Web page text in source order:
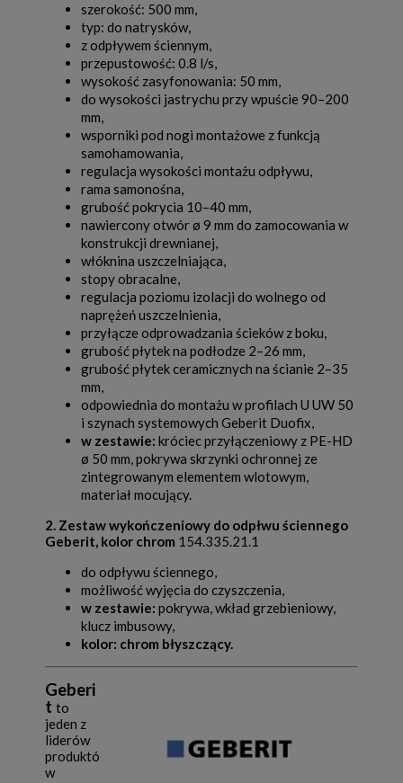
szerokość: 500 mm,
typ: do natrysków,
z odpływem ściennym,
przepustowość: 0.8 l/s,
wysokość zasyfonowania: 50 mm,
do wysokości jastrychu przy wpuście 90–200
mm,
wsporniki pod nogi montażowe z funkcją
samohamowania,
regulacja wysokości montażu odpływu,
rama samonośna,
grubość pokrycia 10–40 mm,
nawiercony otwór ø 9 mm do zamocowania w
konstrukcji drewnianej,
włóknina uszczelniająca,
stopy obracalne,
regulacja poziomu izolacji do wolnego od
naprężeń uszczelnienia,
przyłącze odprowadzania ścieków z boku,
grubość płytek na podłodze 2–26 mm,
grubość płytek ceramicznych na ścianie 2–35
mm,
odpowiednia do montażu w profilach U UW 50
i szynach systemowych Geberit Duofix,
w zestawie: króciec przyłączeniowy z PE-HD
ø 50 mm, pokrywa skrzynki ochronnej ze
zintegrowanym elementem wlotowym,
materiał mocujący.
2. Zestaw wykończeniowy do odpłwu ściennego
Geberit, kolor chrom 154.335.21.1
do odpływu ściennego,
możliwość wyjęcia do czyszczenia,
w zestawie: pokrywa, wkład grzebieniowy,
klucz imbusowy,
kolor: chrom błyszczący.
Geberi
t to
jeden z
liderów
produktó
w